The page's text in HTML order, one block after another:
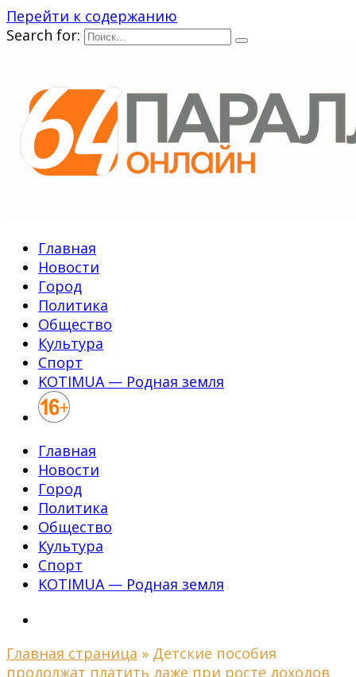
Перейти к содержанию
Search for:
Главная
Новости
Город
Политика
Общество
Культура
Спорт
KOTIMUA — Родная земля
Главная
Новости
Город
Политика
Общество
Культура
Спорт
KOTIMUA — Родная земля
Главная страница » Детские пособия
продолжат платить даже при росте доходов